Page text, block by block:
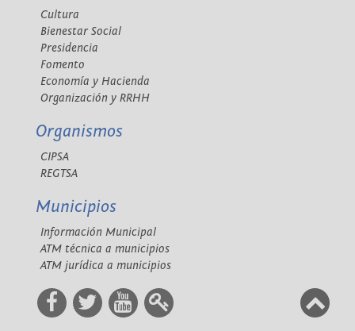
Cultura
Bienestar Social
Presidencia
Fomento
Economía y Hacienda
Organización y RRHH
Organismos
CIPSA
REGTSA
Municipios
Información Municipal
ATM técnica a municipios
ATM jurídica a municipios